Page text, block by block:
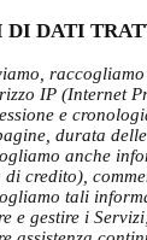
DI DATI
IP (Internet
e
durata
anche
di credito),
tali
e gestire i